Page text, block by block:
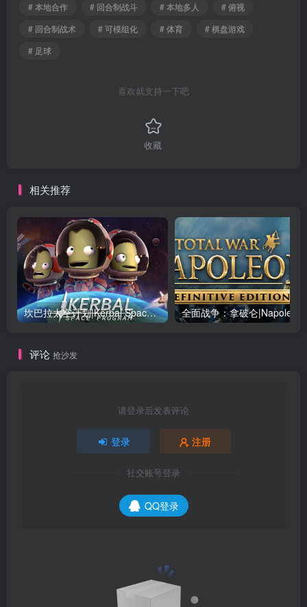
# 本地合作
# 回合制战斗 # 本地多人
# 俯视
# 回合制战术
# 可模组化 # 体育
# 棋盘游戏
# 足球
喜欢就支持一下吧
收藏
相关推荐
坎巴拉太空计划|Kerbal Space Program|1.12.5.3190|整合全DLC
评论 抢沙发
请登录后发表评论
登录 注册
社交账号登录
QQ登录